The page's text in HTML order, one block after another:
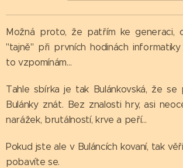
Možná proto, že patřím ke generaci,
"tajně" při prvních hodinách
to vzpomínám...
Tahle sbírka je tak Bulánkovská, že
Bulánky znát. Bez znalosti hry, asi
narážek, brutálností, krve a peří...
Pokud jste ale v Buláncích kovaní, tak
pobavíte se.